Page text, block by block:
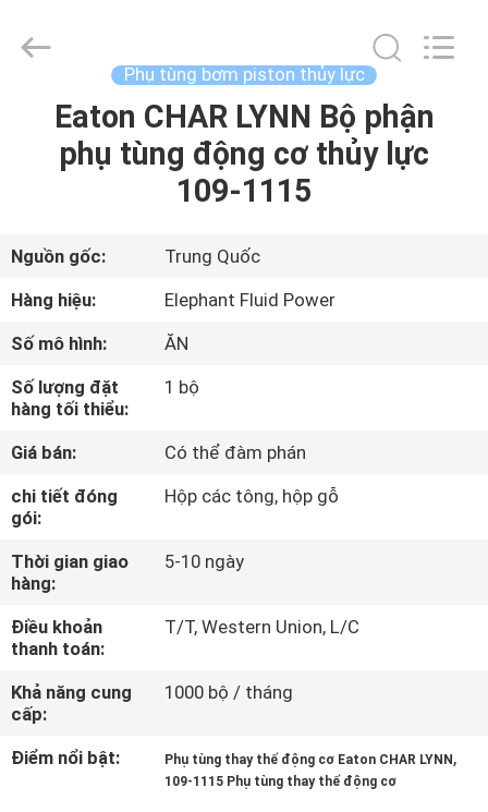
TRANG
CHỦ
SẢN
PHẨM
CHÚNG
TÔI
THAM
QUAN
NHÀ
MÁY
KIỂM
SOÁT
CHẤT
Elephant
Phụ tùng bơm piston thủy lực
Eaton CHAR LYNN Bộ phận
phụ tùng động cơ thủy lực
109-1115
Nguồn gốc:
Trung Quốc
Hàng hiệu:
Elephant Fluid Power
Số mô hình:
ĂN
Số lượng đặt
hàng tối thiểu:
1 bộ
Giá bán:
Có thể đàm phán
chi tiết đóng
gói:
Hộp các tông, hộp gỗ
Thời gian giao
hàng:
5-10 ngày
Điều khoản
thanh toán:
T/T, Western Union, L/C
Khả năng cung
cấp:
1000 bộ / tháng
Điểm nổi bật: Phụ tùng thay thế động cơ Eaton CHAR LYNN ,
109-1115 Phụ tùng thay thế động cơ